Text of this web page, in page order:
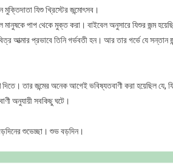
যিশু খ্রিস্টের জন্মোৎসব।
পাপ থেকে মুক্ত করা। বাইবেল অনুসারে যিশুর জন্ম
আত্মার প্রভাবে তিনি গর্ভবতী হন। আর তার গর্ভে যে সন্তান
তার জন্মের অনেক আগেই ভবিষ্যতবাণী করা হয়েছিল যে,
অনুযায়ী সবকিছু ঘটে।
শুভেচ্ছা। শুভ বড়দিন।